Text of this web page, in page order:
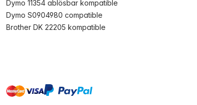
Dymo 11354 ablösbar kompatible
Dymo S0904980 compatible
Brother DK 22205 kompatible
mastervisa paypal